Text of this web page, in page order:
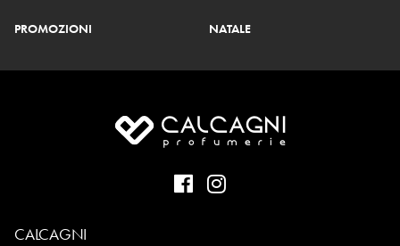
PROMOZIONI NATALE
CALCAGNI